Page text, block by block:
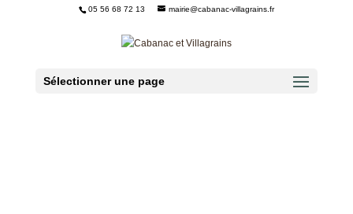
05 56 68 72 13 mairie@cabanac-villagrains.fr
Sélectionner une page